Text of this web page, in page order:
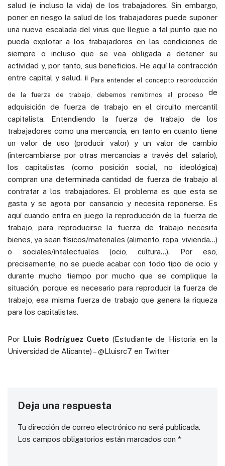
salud (e incluso la vida) de los trabajadores. Sin embargo,
poner en riesgo la salud de los trabajadores puede suponer
una nueva escalada del virus que llegue a tal punto que no
pueda explotar a los trabajadores en las condiciones de
siempre o incluso que se vea obligada a detener su
actividad y, por tanto, sus beneficios. He aquí la contracción
entre capital y salud. ii Para entender el concepto reproducción
de la fuerza de trabajo, debemos remitirnos al proceso de
adquisición de fuerza de trabajo en el circuito mercantil
capitalista. Entendiendo la fuerza de trabajo de los
trabajadores como una mercancía, en tanto en cuanto tiene
un valor de uso (producir valor) y un valor de cambio
(intercambiarse por otras mercancías a través del salario),
los capitalistas (como posición social, no ideológica)
compran una determinada cantidad de fuerza de trabajo al
contratar a los trabajadores. El problema es que esta se
gasta y se agota por cansancio y necesita reponerse. Es
aquí cuando entra en juego la reproducción de la fuerza de
trabajo, para reproducirse la fuerza de trabajo necesita
bienes, ya sean físicos/materiales (alimento, ropa, vivienda…)
o sociales/intelectuales (ocio, cultura…). Por eso,
precisamente, no se puede acabar con todo tipo de ocio y
durante mucho tiempo por mucho que se complique la
situación, porque es necesario para reproducir la fuerza de
trabajo, esa misma fuerza de trabajo que genera la riqueza
para los capitalistas.
Por Lluis Rodríguez Cueto (Estudiante de Historia en la
Universidad de Alicante) – @Lluisrc7 en Twitter
Deja una respuesta
Tu dirección de correo electrónico no será publicada.
Los campos obligatorios están marcados con *